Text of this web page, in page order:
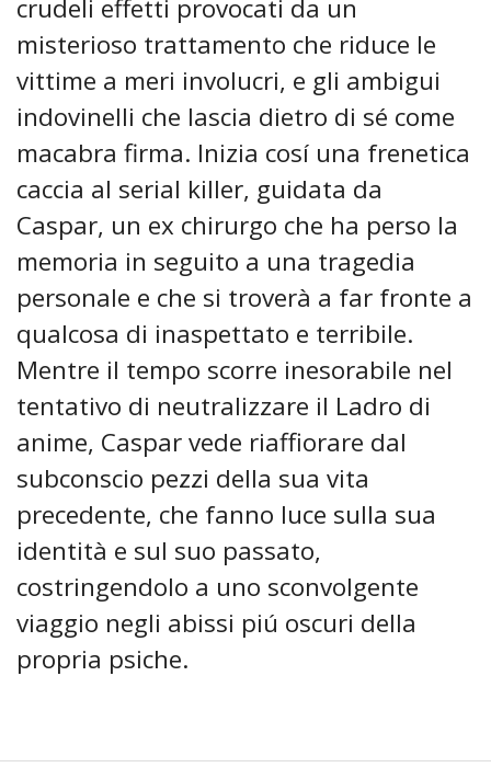
crudeli effetti provocati da un
misterioso trattamento che riduce le
vittime a meri involucri, e gli ambigui
indovinelli che lascia dietro di sé come
macabra firma. Inizia cosí una frenetica
caccia al serial killer, guidata da
Caspar, un ex chirurgo che ha perso la
memoria in seguito a una tragedia
personale e che si troverà a far fronte a
qualcosa di inaspettato e terribile.
Mentre il tempo scorre inesorabile nel
tentativo di neutralizzare il Ladro di
anime, Caspar vede riaffiorare dal
subconscio pezzi della sua vita
precedente, che fanno luce sulla sua
identità e sul suo passato,
costringendolo a uno sconvolgente
viaggio negli abissi piú oscuri della
propria psiche.